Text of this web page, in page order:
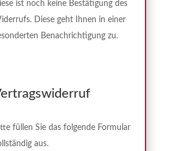
ist noch keine Bestätigung des
Diese geht Ihnen in einer
Benachrichtigung zu.
füllen Sie das folgende Formular
aus.